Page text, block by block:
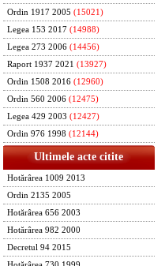
Ordin 1917 2005 (15021)
Legea 153 2017 (14988)
Legea 273 2006 (14456)
Raport 1937 2021 (13927)
Ordin 1508 2016 (12960)
Ordin 560 2006 (12475)
Legea 429 2003 (12427)
Ordin 976 1998 (12144)
Ultimele acte citite
Hotărârea 1009 2013
Ordin 2135 2005
Hotărârea 656 2003
Hotărârea 982 2000
Decretul 94 2015